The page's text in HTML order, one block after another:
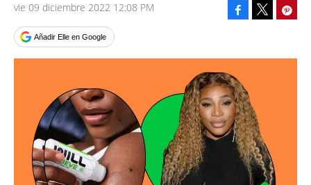
vie 09 diciembre 2022 12:08 PM
Añadir Elle en Google
Facebook